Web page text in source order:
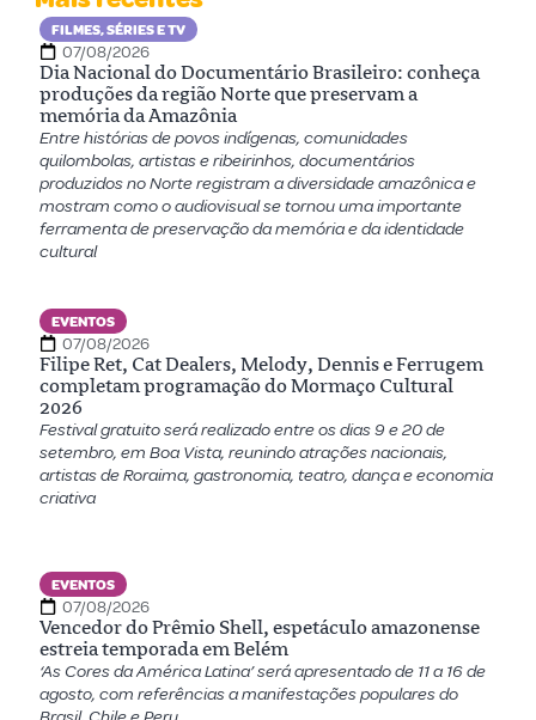
FILMES, SÉRIES E TV
07/08/2026
Dia Nacional do Documentário Brasileiro: conheça
produções da região Norte que preservam a
memória da Amazônia
Entre histórias de povos indígenas, comunidades
quilombolas, artistas e ribeirinhos, documentários
produzidos no Norte registram a diversidade amazônica e
mostram como o audiovisual se tornou uma importante
ferramenta de preservação da memória e da identidade
cultural
EVENTOS
07/08/2026
Filipe Ret, Cat Dealers, Melody, Dennis e Ferrugem
completam programação do Mormaço Cultural
2026
Festival gratuito será realizado entre os dias 9 e 20 de
setembro, em Boa Vista, reunindo atrações nacionais,
artistas de Roraima, gastronomia, teatro, dança e economia
criativa
EVENTOS
07/08/2026
Vencedor do Prêmio Shell, espetáculo amazonense
estreia temporada em Belém
‘As Cores da América Latina’ será apresentado de 11 a 16 de
agosto, com referências a manifestações populares do